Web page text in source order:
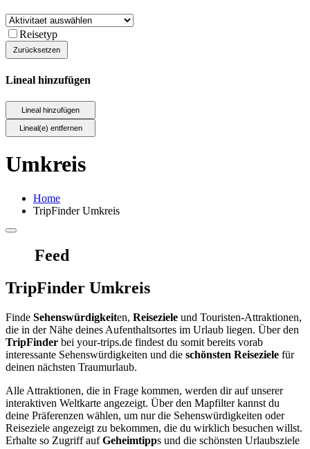
Reisetyp
Lineal hinzufügen
Umkreis
Home
TripFinder Umkreis
Feed
TripFinder Umkreis
Finde Sehenswürdigkeiten, Reiseziele und Touristen-Attraktionen,
die in der Nähe deines Aufenthaltsortes im Urlaub liegen. Über den
TripFinder bei your-trips.de findest du somit bereits vorab
interessante Sehenswürdigkeiten und die schönsten Reiseziele für
deinen nächsten Traumurlaub.
Alle Attraktionen, die in Frage kommen, werden dir auf unserer
interaktiven Weltkarte angezeigt. Über den Mapfilter kannst du
deine Präferenzen wählen, um nur die Sehenswürdigkeiten oder
Reiseziele angezeigt zu bekommen, die du wirklich besuchen willst.
Erhalte so Zugriff aufGeheimtipps und die schönsten Urlaubsziele